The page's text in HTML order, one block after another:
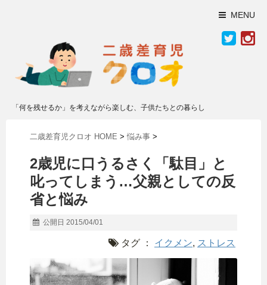
MENU
「何を残せるか」を考えながら楽しむ、子供たちとの暮らし
二歳差育児クロオ HOME > 悩み事 >
2歳児に口うるさく「駄目」と
叱ってしまう…父親としての反
省と悩み
公開日 2015/04/01
タグ ： イクメン, ストレス